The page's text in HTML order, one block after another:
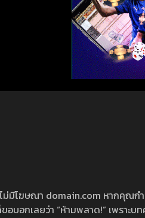
ม่มีโฆษณา domain.com หากคุณก
ขอบอกเลยว่า “ห้ามพลาด!” เพราะ